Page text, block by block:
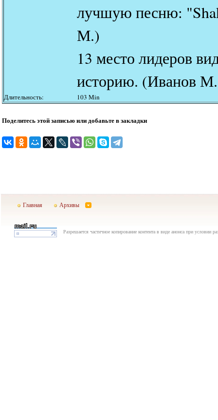
лучшую песню:
М.)
13 место лидеров
историю. (Иванов
Длительность: 103 Min
Поделитесь этой записью или добавьте в закладки
Главная Архивы
Разрешается частичное копирование контента в виде анонса при условии